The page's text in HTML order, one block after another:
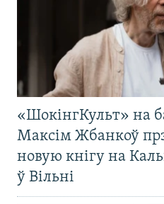
«ШокінгКульт» на
Максім Жбанкоў
новую кнігу на
ў Вільні